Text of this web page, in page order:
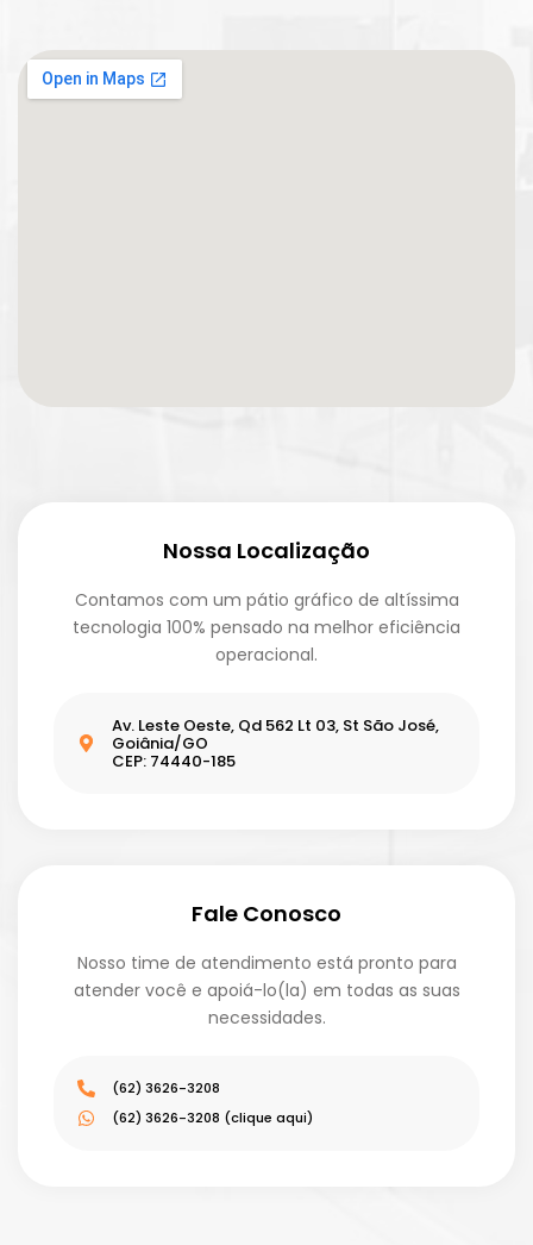
Nossa Localização
Contamos com um pátio gráfico de altíssima
tecnologia 100% pensado na melhor eficiência
operacional.
Av. Leste Oeste, Qd 562 Lt 03, St São José,
Goiânia/GO
CEP: 74440-185
Fale Conosco
Nosso time de atendimento está pronto para
atender você e apoiá-lo(la) em todas as suas
necessidades.
(62) 3626-3208
(62) 3626-3208 (clique aqui)